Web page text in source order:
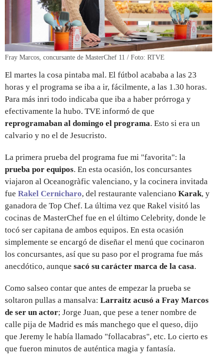
Fray Marcos, concursante de MasterChef 11 / Foto: RTVE
El martes la cosa pintaba mal. El fútbol acababa a las 23
horas y el programa se iba a ir, fácilmente, a las 1.30 horas.
Para más inri todo indicaba que iba a haber prórroga y
efectivamente la hubo. TVE informó de que
reprogramaban al domingo el programa. Esto si era un
calvario y no el de Jesucristo.
La primera prueba del programa fue mi "favorita": la
prueba por equipos. En esta ocasión, los concursantes
viajaron al Oceanogràfic valenciano, y la cocinera invitada
fue Rakel Cernicharo, del restaurante valenciano Karak, y
ganadora de Top Chef. La última vez que Rakel visitó las
cocinas de MasterChef fue en el último Celebrity, donde le
tocó ser capitana de ambos equipos. En esta ocasión
simplemente se encargó de diseñar el menú que cocinaron
los concursantes, así que su paso por el programa fue más
anecdótico, aunque sacó su carácter marca de la casa.
Como salseo contar que antes de empezar la prueba se
soltaron pullas a mansalva: Larraitz acusó a Fray Marcos
de ser un actor; Jorge Juan, que pese a tener nombre de
calle pija de Madrid es más manchego que el queso, dijo
que Jeremy le había llamado "follacabras", etc. Lo cierto es
que fueron minutos de auténtica magia y fantasía.